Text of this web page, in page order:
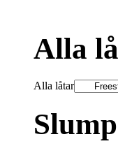
Alla
Alla låtar